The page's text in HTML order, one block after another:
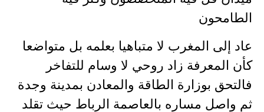
الطامحون
عاد إلى المغرب لا متباهيا بعلمه بل متواضعا
كأن المعرفة زاد روحي لا وسام للتفاخر
فالتحق بوزارة الطاقة والمعادن بمدينة وجدة
ثم واصل مساره بالعاصمة الرباط حيث تقلد